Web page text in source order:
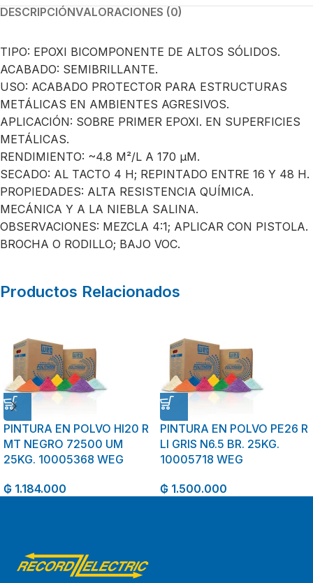
DESCRIPCIÓNVALORACIONES (0)
TIPO: EPOXI BICOMPONENTE DE ALTOS SÓLIDOS.
ACABADO: SEMIBRILLANTE.
USO: ACABADO PROTECTOR PARA ESTRUCTURAS
METÁLICAS EN AMBIENTES AGRESIVOS.
APLICACIÓN: SOBRE PRIMER EPOXI. EN SUPERFICIES
METÁLICAS.
RENDIMIENTO: ~4.8 M²/L A 170 µM.
SECADO: AL TACTO 4 H; REPINTADO ENTRE 16 Y 48 H.
PROPIEDADES: ALTA RESISTENCIA QUÍMICA.
MECÁNICA Y A LA NIEBLA SALINA.
OBSERVACIONES: MEZCLA 4:1; APLICAR CON PISTOLA.
BROCHA O RODILLO; BAJO VOC.
Productos Relacionados
PINTURA EN POLVO HI20 R
MT NEGRO 72500 UM
25KG. 10005368 WEG
₲ 1.184.000
PINTURA EN POLVO PE26 R
LI GRIS N6.5 BR. 25KG.
10005718 WEG
₲ 1.500.000